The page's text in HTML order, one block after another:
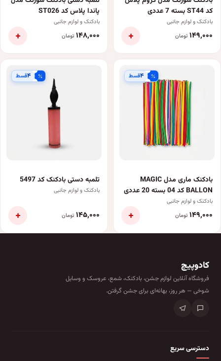
کد ST44 بسته 7 عددی
بادکنک و لوازم جانبی
۱۴۹٬۰۰۰ تومان +
پاندا پلاس کد ST026
بادکنک و لوازم جانبی
۱۴۸٬۰۰۰ تومان +
۴قسط
بادکنک ماری مدل MAGIC
BALLON کد 04 بسته 20 عددی
بادکنک و لوازم جانبی
۱۴۹٬۰۰۰ تومان +
۴قسط
تلمبه دستی بادکنک کد 5497
بادکنک و لوازم جانبی
۱۴۵٬۰۰۰ تومان +
کادوپیچ
فروشگاه آنلاین لوازم جشن، بادکنک، شمع، عروسک و وسایل
شوخی — هر روز، بهانه‌ای برای جشن گرفتن.
دسترسی سریع